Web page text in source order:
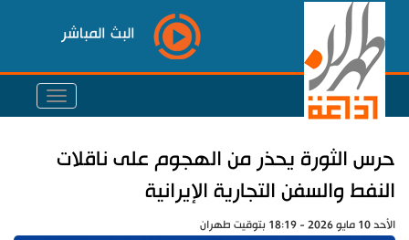
البث المباشر
حرس الثورة يحذر من الهجوم على ناقلات
النفط والسفن التجارية الإيرانية
الأحد 10 مايو 2026 - 18:19 بتوقيت طهران